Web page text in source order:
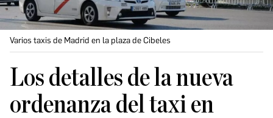
Varios taxis de Madrid en la plaza de Cibeles
Los detalles de la nueva
ordenanza del taxi en